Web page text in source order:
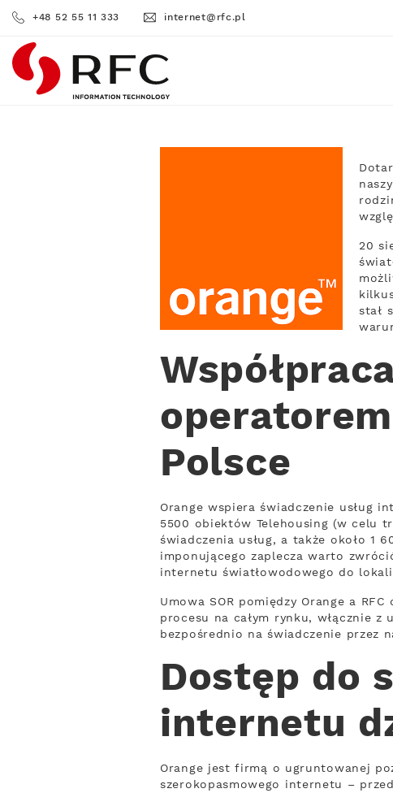
+48 52 55 11 333 internet@rfc.pl
RFC
20
stał
Polsce
Orange wspiera świadczenie usług
5500 obiektów Telehousing (w celu
świadczenia usług, a także około 1
imponującego zaplecza warto
internetu światłowodowego do
Umowa SOR pomiędzy Orange a
procesu na całym rynku, włącznie
bezpośrednio na świadczenie przez
Dostęp do
internetu
Orange jest firmą o ugruntowanej
szerokopasmowego internetu –